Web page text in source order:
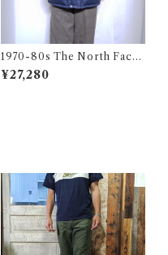
1970-80s The North Face
Down Jacket Talon Navy /
茶タグ ノースフェイス ダウン
¥27,280